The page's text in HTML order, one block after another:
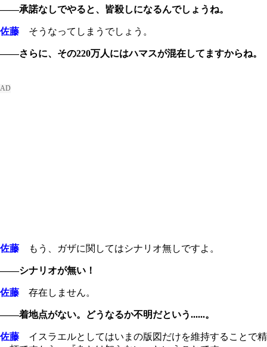
――承諾なしでやると、皆殺しになるんでしょうね。
佐藤 そうなってしまうでしょう。
――さらに、その220万人にはハマスが混在してますからね。
佐藤 もう、ガザに関してはシナリオ無しですよ。
――シナリオが無い！
佐藤 存在しません。
――着地点がない。どうなるか不明だという......。
佐藤 イスラエルとしてはいまの版図だけを維持することで精